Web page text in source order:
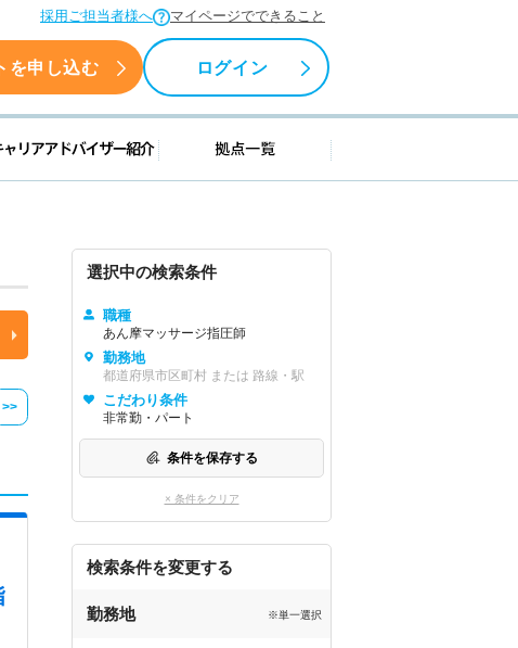
採用ご担当者様へ マイページでできること
を申し込む ログイン
支援情報 キャリアアドバイザー紹介 拠点一覧
>>
選択中の検索条件
職種
あん摩マッサージ指圧師
勤務地
都道府県市区町村 または 路線・駅
こだわり条件
非常勤・パート
条件を保存する
× 条件をクリア
検索条件を変更する
勤務地 ※単一選択